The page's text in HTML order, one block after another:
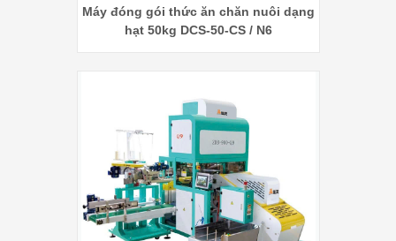
Máy đóng gói thức ăn chăn nuôi dạng
hạt 50kg DCS-50-CS / N6